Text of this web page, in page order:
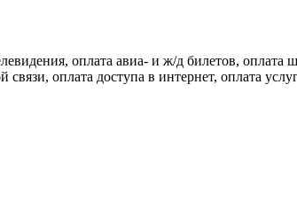
оплата авиа- и ж/д билетов,
оплата доступа в интернет, оплата